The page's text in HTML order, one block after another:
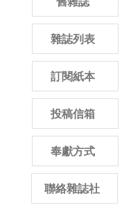
雜誌列表
訂閱紙本
投稿信箱
奉獻方式
聯絡雜誌社